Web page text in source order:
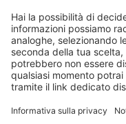
Note legali